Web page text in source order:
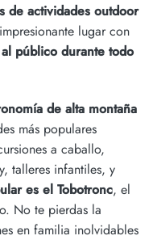
de actividades outdoor
lugar con
público durante todo
de alta montaña
más populares
a caballo,
talleres infantiles, y
es el Tobotronc, el
No te pierdas la
en familia inolvidables